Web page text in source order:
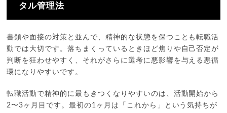
タル管理法
書類や面接の対策と並んで、精神的な状態を保つことも転職活
動では大切です。落ちまくっているときほど焦りや自己否定が
判断を狂わせやすく、それがさらに選考に悪影響を与える悪循
環になりやすいです。
転職活動で精神的に最もきつくなりやすいのは、活動開始から
2〜3ヶ月目です。最初の1ヶ月は「これから」という気持ちが